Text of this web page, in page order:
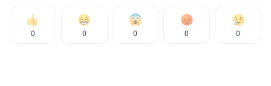
0 0 0 0 0